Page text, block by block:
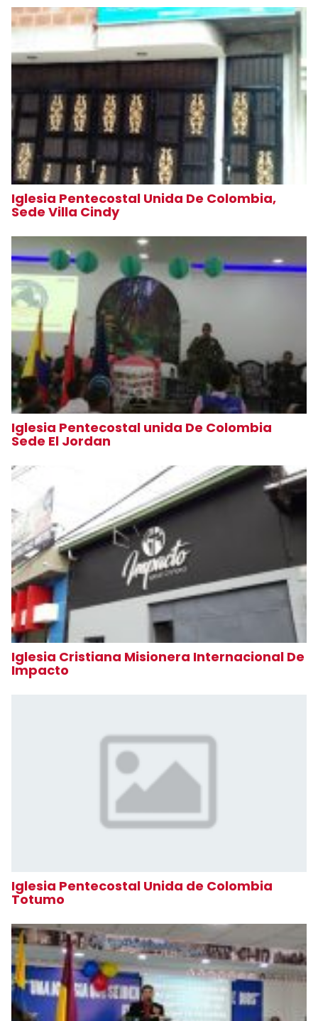
Iglesia Pentecostal Unida De Colombia,
Sede Villa Cindy
Iglesia Pentecostal unida De Colombia
Sede El Jordan
Iglesia Cristiana Misionera Internacional De
Impacto
Iglesia Pentecostal Unida de Colombia
Totumo